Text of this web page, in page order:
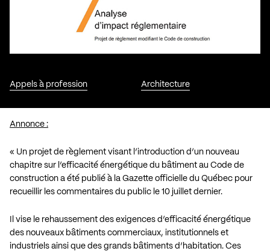
Appels à profession Architecture
Annonce :
« Un projet de règlement visant l’introduction d’un nouveau
chapitre sur l’efficacité énergétique du bâtiment au Code de
construction a été publié à la Gazette officielle du Québec pour
recueillir les commentaires du public le 10 juillet dernier.
Il vise le rehaussement des exigences d’efficacité énergétique
des nouveaux bâtiments commerciaux, institutionnels et
industriels ainsi que des grands bâtiments d’habitation. Ces